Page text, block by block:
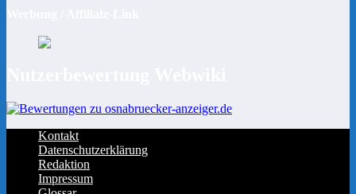
Kontakt
Datenschutzerklärung
Redaktion
Impressum